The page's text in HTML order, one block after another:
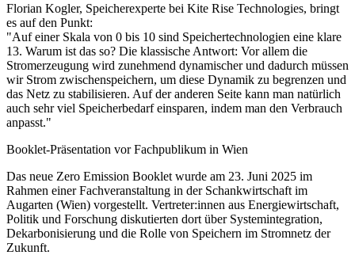
Florian Kogler, Speicherexperte bei Kite Rise Technologies, bringt
es auf den Punkt:
"Auf einer Skala von 0 bis 10 sind Speichertechnologien eine klare
13. Warum ist das so? Die klassische Antwort: Vor allem die
Stromerzeugung wird zunehmend dynamischer und dadurch müssen
wir Strom zwischenspeichern, um diese Dynamik zu begrenzen und
das Netz zu stabilisieren. Auf der anderen Seite kann man natürlich
auch sehr viel Speicherbedarf einsparen, indem man den Verbrauch
anpasst."
Booklet-Präsentation vor Fachpublikum in Wien
Das neue Zero Emission Booklet wurde am 23. Juni 2025 im
Rahmen einer Fachveranstaltung in der Schankwirtschaft im
Augarten (Wien) vorgestellt. Vertreter:innen aus Energiewirtschaft,
Politik und Forschung diskutierten dort über Systemintegration,
Dekarbonisierung und die Rolle von Speichern im Stromnetz der
Zukunft.